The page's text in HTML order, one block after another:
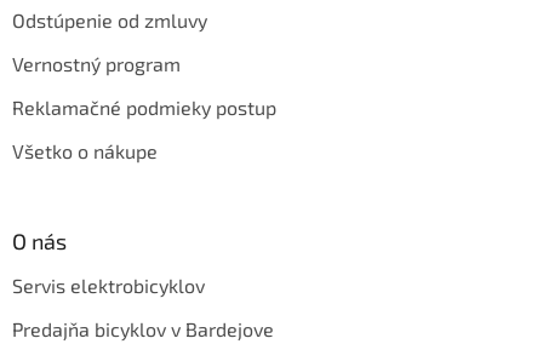
Odstúpenie od zmluvy
Vernostný program
Reklamačné podmieky postup
Všetko o nákupe
O nás
Servis elektrobicyklov
Predajňa bicyklov v Bardejove